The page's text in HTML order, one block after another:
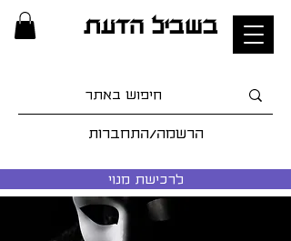
בשביל הדעת
הרשמה/התחברות
לרכישת מנוי